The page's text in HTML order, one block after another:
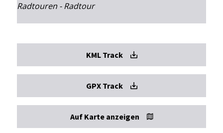
Radtouren - Radtour
KML Track
GPX Track
Auf Karte anzeigen